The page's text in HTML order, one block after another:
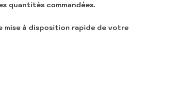
quantités commandées.
mise à disposition rapide de votre